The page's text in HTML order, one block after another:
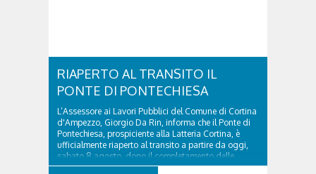
RIAPERTO AL TRANSITO IL
PONTE DI PONTECHIESA
L’Assessore ai Lavori Pubblici del Comune di Cortina
d'Ampezzo, Giorgio Da Rin, informa che il Ponte di
Pontechiesa, prospiciente alla Latteria Cortina, è
ufficialmente riaperto al transito a partire da oggi,
sabato 8 agosto, dopo il completamento delle
verifiche e il positivo collaudo...